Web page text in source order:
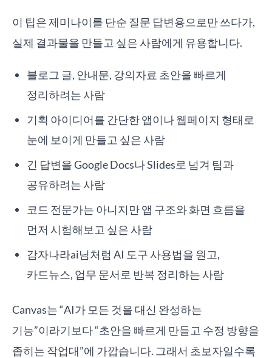
이 팁은 제미나이를 단순 질문 답변용으로만 쓰다가,
실제 결과물을 만들고 싶은 사람에게 유용합니다.
블로그 글, 안내문, 강의자료 초안을 빠르게
정리하려는 사람
기획 아이디어를 간단한 앱이나 웹페이지 형태로
눈에 보이게 만들고 싶은 사람
긴 답변을 Google Docs나 Slides로 넘겨 팀과
공유하려는 사람
코드 전문가는 아니지만 앱 구조와 화면 흐름을
먼저 시험해보고 싶은 사람
감자나라ai님처럼 AI 도구 사용법을 원고,
카드뉴스, 업무 문서로 반복 정리하는 사람
Canvas는 “AI가 모든 것을 대신 완성하는
기능”이라기보다 “초안을 빠르게 만들고 수정 방향을
좁히는 작업대”에 가깝습니다. 그래서 초보자일수록